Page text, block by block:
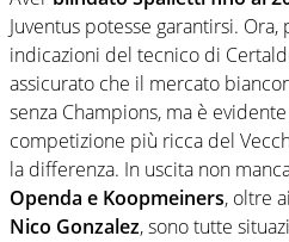
Juventus potesse garantirsi.
indicazioni del tecnico di
assicurato che il mercato
senza Champions, ma è
competizione più ricca del
la differenza. In uscita non
Openda e Koopmeiners, oltre
Nico Gonzalez, sono tutte